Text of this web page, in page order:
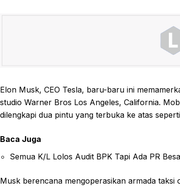
Elon Musk, CEO Tesla, baru-baru ini
studio Warner Bros Los Angeles, California.
dilengkapi dua pintu yang terbuka ke atas
Baca Juga
Semua K/L Lolos Audit BPK Tapi Ada PR
Musk berencana mengoperasikan armada